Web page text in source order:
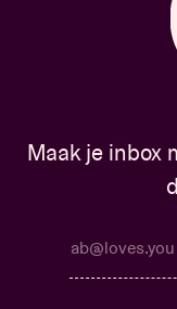
Maak je inbox